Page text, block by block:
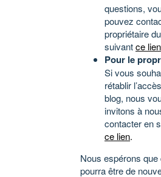
questions,
pouvez
propriétaire
suivantce lien
Pour le
Si vous
rétablir
blog, nous
invitons à
contacter en
ce lien.
Nous espérons que
pourra être de